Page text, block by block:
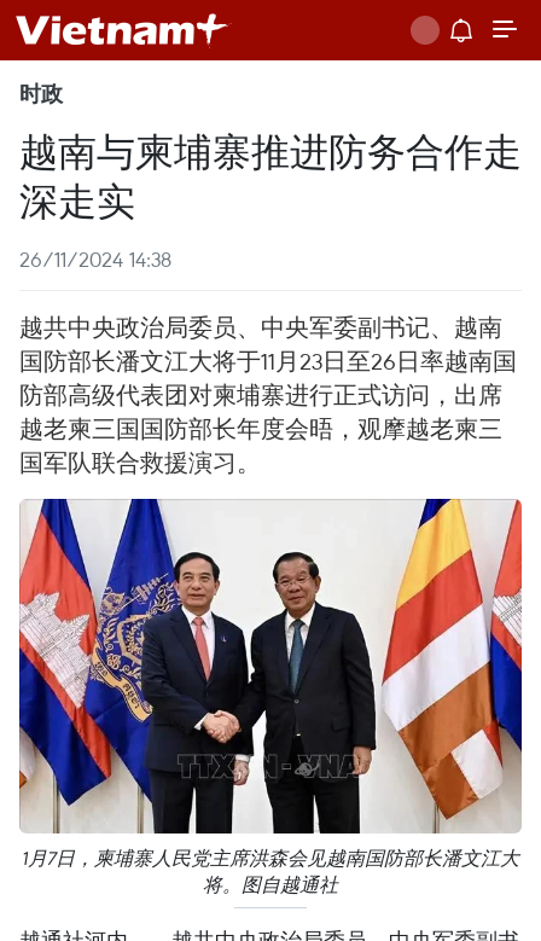
时政
越南与柬埔寨推进防务合作走
深走实
26/11/2024 14:38
越共中央政治局委员、中央军委副书记、越南
国防部长潘文江大将于11月23日至26日率越南国
防部高级代表团对柬埔寨进行正式访问，出席
越老柬三国国防部长年度会晤，观摩越老柬三
国军队联合救援演习。
1月7日，柬埔寨人民党主席洪森会见越南国防部长潘文江大
将。图自越通社